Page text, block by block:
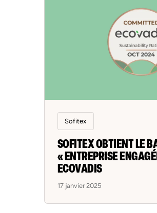
Sofitex
SOFITEX OBTIENT LE
« ENTREPRISE
ECOVADIS
17 janvier 2025